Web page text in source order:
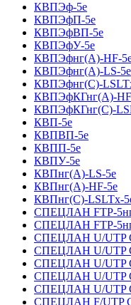
КВПЭф-5е
КВПЭфП-5е
КВПЭфВП-5е
КВПЭфУ-5е
КВПЭфнг(А)-HF-
КВПЭфнг(А)-LS-5е
КВПЭфнг(С)-
КВПЭфКГнг(А)-
КВПЭфКГнг(С)-
КВП-5е
КВПВП-5е
КВПП-5е
КВПУ-5е
КВПнг(А)-LS-5е
КВПнг(А)-HF-5е
КВПнг(С)-LSLTx-
СПЕЦЛАН FTP-
СПЕЦЛАН FTP-
СПЕЦЛАН U/UTP
СПЕЦЛАН U/UTP
СПЕЦЛАН U/UTP
СПЕЦЛАН U/UTP
СПЕЦЛАН U/UTP
СПЕЦЛАН F/UTP